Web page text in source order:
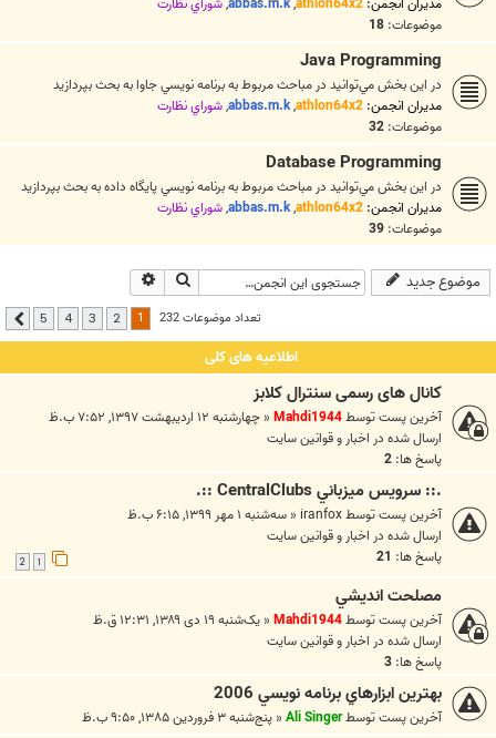
مدیران انجمن: athlon64x2
,
abbas.m.k
,شوراي نظارت
موضوعات: 18
Java Programming
در اين بخش مي‌توانيد در مباحث مربوط به برنامه نويسي جاوا به بحث بپردازيد
مدیران انجمن: athlon64x2
,
abbas.m.k
,شوراي نظارت
موضوعات: 32
Database Programming
در اين بخش مي‌توانيد در مباحث مربوط به برنامه نويسي پايگاه داده به بحث بپردازيد
مدیران انجمن: athlon64x2
,
abbas.m.k
,شوراي نظارت
موضوعات: 39
موضوع جدید جستجو
تعداد موضوعات 232 2
3
4
5 بعدی
اطلاعیه های کلی
کانال های رسمی سنترال کلابز
آخرین پست توسطMahdi1944
« چهارشنبه ۱۲ اردیبهشت ۱۳۹۷, ۷:۵۲ ب.ظ
ارسال شده در اخبار و قوانين سايت
پاسخ ها: 2
.:: سرويس ميزباني CentralClubs ::.
آخرین پست توسطiranfox
« سه‌شنبه ۱ مهر ۱۳۹۹, ۶:۱۵ ب.ظ
ارسال شده در اخبار و قوانين سايت
پاسخ ها: 21
مصلحت انديشي
آخرین پست توسطMahdi1944
« یک‌شنبه ۱۹ دی ۱۳۸۹, ۱۲:۳۱ ق.ظ
ارسال شده در اخبار و قوانين سايت
پاسخ ها: 3
بهترين ابزارهاي برنامه نويسي 2006
آخرین پست توسطAli Singer
« پنج‌شنبه ۳ فروردین ۱۳۸۵, ۹:۵۰ ب.ظ